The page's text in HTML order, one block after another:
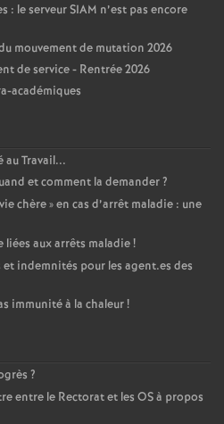
le serveur SIAM n’est pas encore
mouvement de mutation 2026
de service - Rentrée 2026
académiques
au Travail...
et comment la demander?
chère» en cas d’arrêt maladie : une
liées aux arrêts maladie!
indemnités pour les agent.es des
immunité à la chaleur!
?
entre le Rectorat et les OS à propos